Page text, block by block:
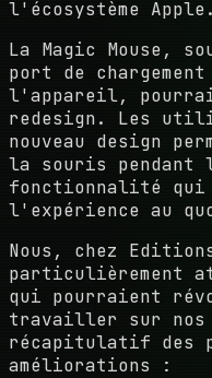
l'écosystème Apple.
La Magic Mouse,
port de
l'appareil,
redesign. Les
nouveau design
la souris pendant
fonctionnalité qui
l'expérience au
Nous, chez
particulièrement
qui pourraient
travailler sur nos
récapitulatif des
améliorations :